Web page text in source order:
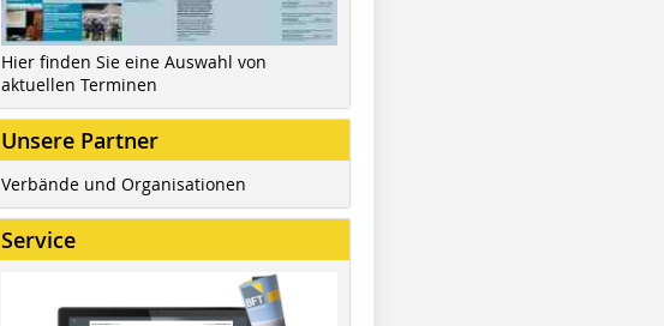
Hier finden Sie eine Auswahl von
aktuellen Terminen
Unsere Partner
Verbände und Organisationen
Service